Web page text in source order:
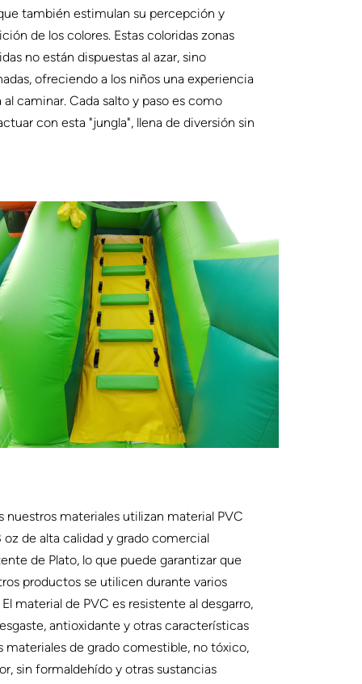
también estimulan su percepción y
de los colores. Estas coloridas zonas
no están dispuestas al azar, sino
ofreciendo a los niños una experiencia
al caminar. Cada salto y paso es como
con esta "jungla", llena de diversión sin
nuestros materiales utilizan material PVC
oz de alta calidad y grado comercial
de Plato, lo que puede garantizar que
productos se utilicen durante varios
El material de PVC es resistente al desgarro,
antioxidante y otras características
materiales de grado comestible, no tóxico,
sin formaldehído y otras sustancias